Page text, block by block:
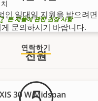
본 제품에 관한 권장 사항
전원
30 W Midspan
인 일대일 지원을 받으려
문의하시기 바랍니다.
연락하기